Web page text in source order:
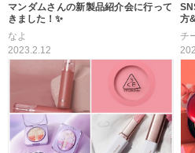
マンダムさんの新製品紹介会に行って
きました！✨
なよ
2023.2.12
方
チ